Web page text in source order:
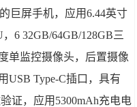
巨屏手机，应用6.44英寸
6 32GB/64GB/128GB三
单监控摄像头，后置摄像
USB Type-C插口，具有
证，应用5300mAh充电电